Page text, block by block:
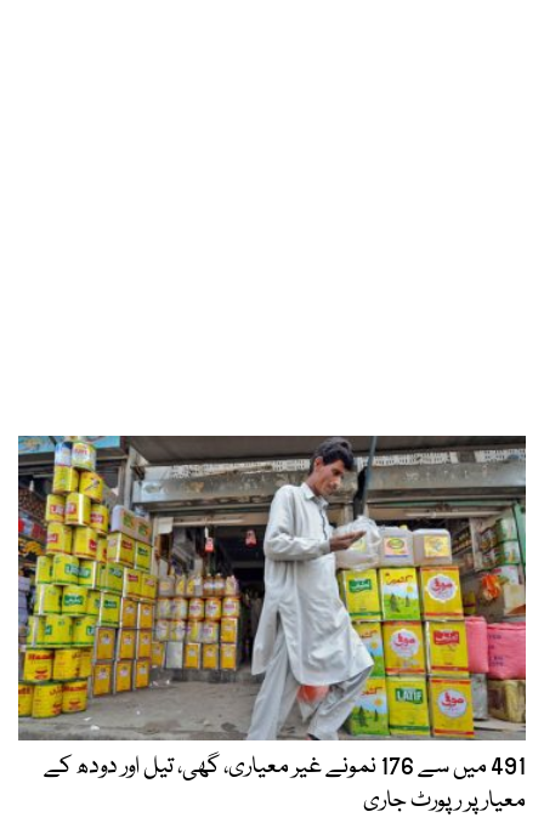
491 میں سے 176 نمونے غیر معیاری، گھی، تیل اور دودھ کے
معیار پر رپورٹ جاری